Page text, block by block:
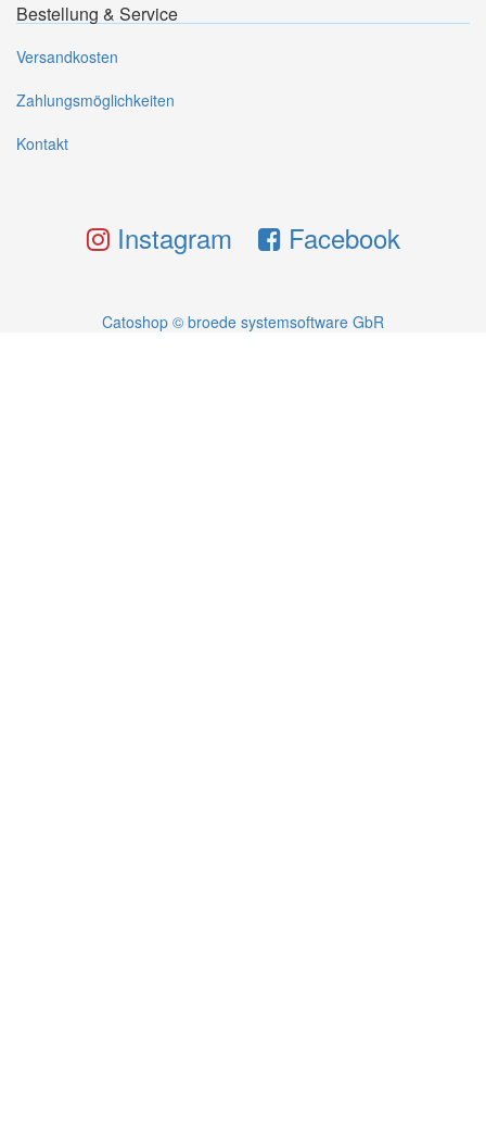
Bestellung & Service
Versandkosten
Zahlungsmöglichkeiten
Kontakt
Instagram Facebook
Catoshop © broede systemsoftware GbR